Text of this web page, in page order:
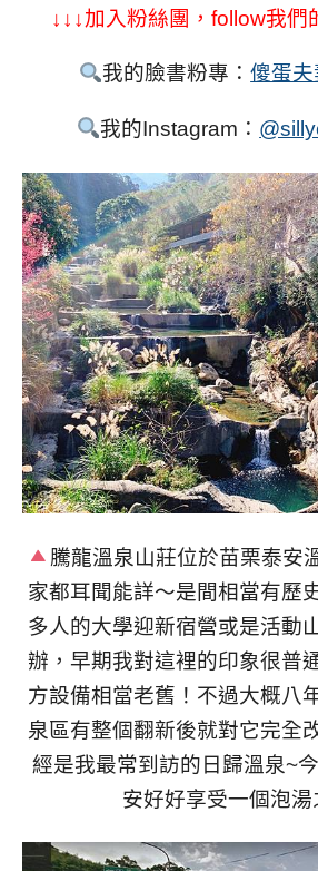
↓↓↓加入粉絲團，follow我們
我的臉書粉專：傻蛋
我的Instagram：
騰龍溫泉山莊位於苗栗泰安
家都耳聞能詳〜是間相當有歷
多人的大學迎新宿營或是活動
辦，早期我對這裡的印象很普
方設備相當老舊！不過大概八
泉區有整個翻新後就對它完全
經是我最常到訪的日歸溫泉~
安好好享受一個泡湯